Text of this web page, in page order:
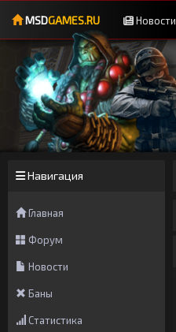
MSDGAMES.RU Новости
Навигация
Главная
Форум
Новости
Баны
Статистика